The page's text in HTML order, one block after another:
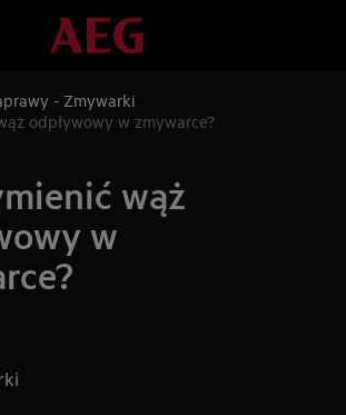
- Zmywarki
odpływowy w zmywarce?
wąż
w